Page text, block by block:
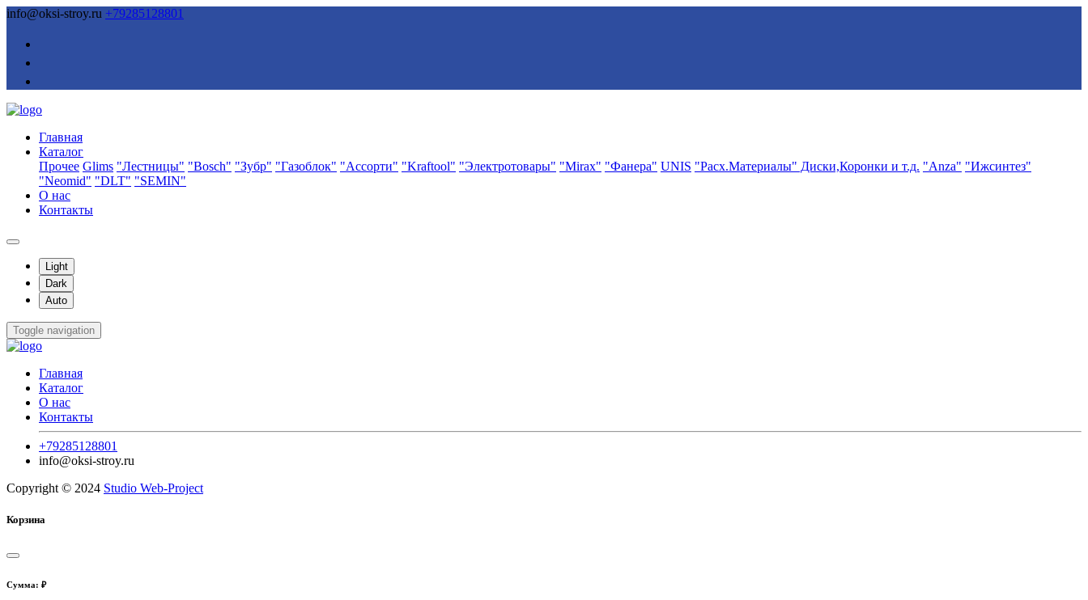
info@oksi-stroy.ru +79285128801
Главная
Каталог
Прочее Glims "Лестницы" "Bosch" "Зубр" "Газоблок" "Ассорти" "Kraftool" "Электротовары" "Mirax" "Фанера" UNIS "Расх.Материалы" Диски,Коронки и т.д. "Anza" "Ижсинтез"
"Neomid" "DLT" "SEMIN"
О нас
Контакты
Light
Dark
Auto
Toggle navigation
Главная
Каталог
О нас
Контакты
+79285128801
info@oksi-stroy.ru
Copyright © 2024 Studio Web-Project
Корзина
Сумма: ₽